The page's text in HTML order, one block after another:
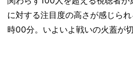
に対する注目度の高さが感じら
時00分。いよいよ戦いの火蓋が